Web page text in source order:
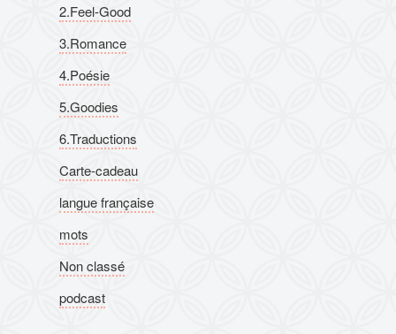
2.Feel-Good
3.Romance
4.Poésie
5.Goodies
6.Traductions
Carte-cadeau
langue française
mots
Non classé
podcast